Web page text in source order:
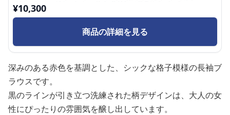
¥10,300
商品の詳細を見る
深みのある赤色を基調とした、シックな格子模様の長袖ブ
ラウスです。
黒のラインが引き立つ洗練された柄デザインは、大人の女
性にぴったりの雰囲気を醸し出しています。